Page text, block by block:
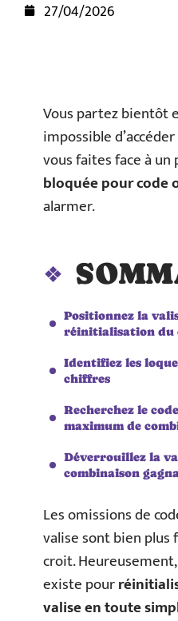
27/04/2026
Vous partez bientôt
impossible
vous faites face à
bloquée pour code
alarmer.
Positionnez la
réinitialisation du
Identifiez les
chiffres
Recherchez le
maximum de
Déverrouillez la
combinaison
Les omissions de
valise sont bien plus
croit.
existe pour
valise en toute